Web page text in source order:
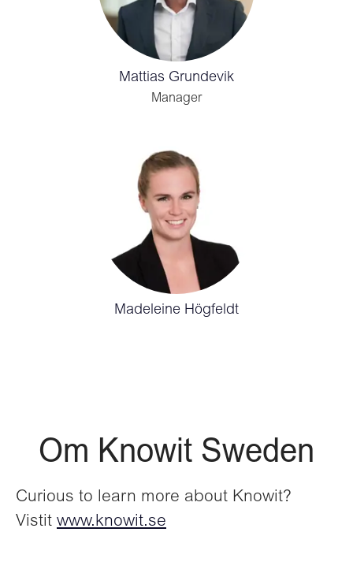
Mattias Grundevik
Manager
Madeleine Högfeldt
Om Knowit Sweden
Curious to learn more about Knowit?
Vistit www.knowit.se